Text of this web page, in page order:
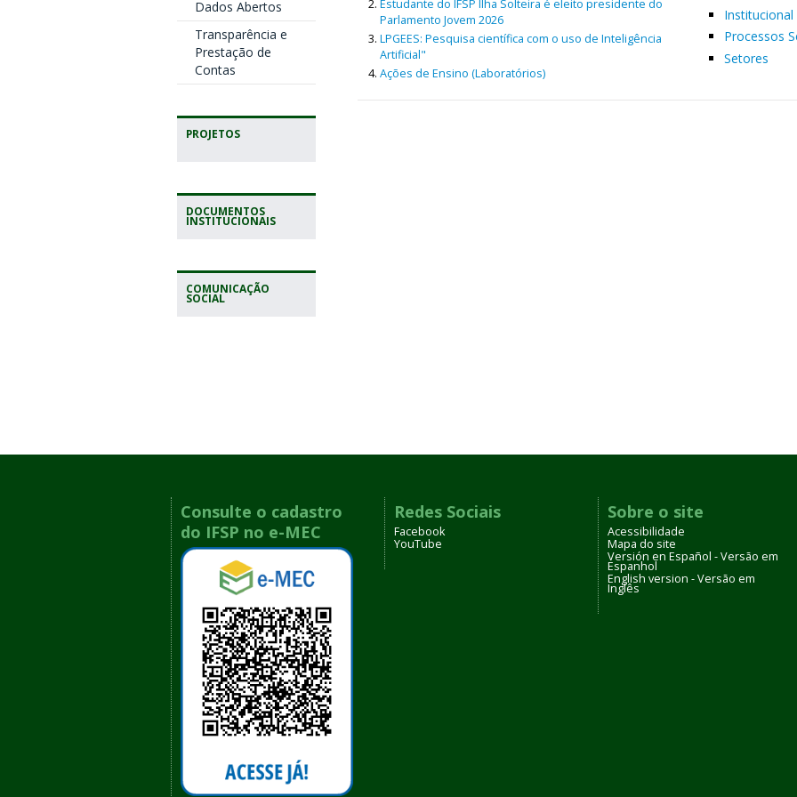
Dados Abertos
Transparência e
Prestação de
Contas
PROJETOS
DOCUMENTOS
INSTITUCIONAIS
COMUNICAÇÃO
SOCIAL
Estudante do IFSP Ilha Solteira é eleito presidente do
Parlamento Jovem 2026
LPGEES: Pesquisa científica com o uso de Inteligência
Artificial"
Ações de Ensino (Laboratórios)
Institucional
Processos
Setores
Consulte o cadastro
do IFSP no e-MEC
Redes Sociais
Facebook
YouTube
Sobre o site
Acessibilidade
Mapa do site
Versión en Español - Versão em
Espanhol
English version - Versão em
Inglês